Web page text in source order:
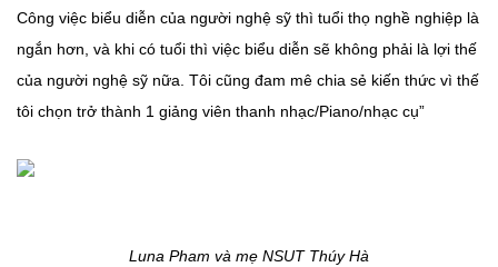
Công việc biểu diễn của người nghệ sỹ thì tuổi thọ nghề nghiệp là
ngắn hơn, và khi có tuổi thì việc biểu diễn sẽ không phải là lợi thế
của người nghệ sỹ nữa. Tôi cũng đam mê chia sẻ kiến thức vì thế
tôi chọn trở thành 1 giảng viên thanh nhạc/Piano/nhạc cụ”
Luna Pham và mẹ NSUT Thúy Hà